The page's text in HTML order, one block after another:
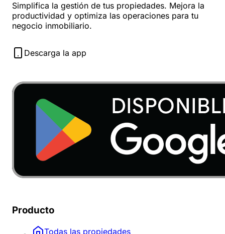
Simplifica la gestión de tus propiedades. Mejora la
productividad y optimiza las operaciones para tu
negocio inmobiliario.
Descarga la app
Producto
Todas las propiedades